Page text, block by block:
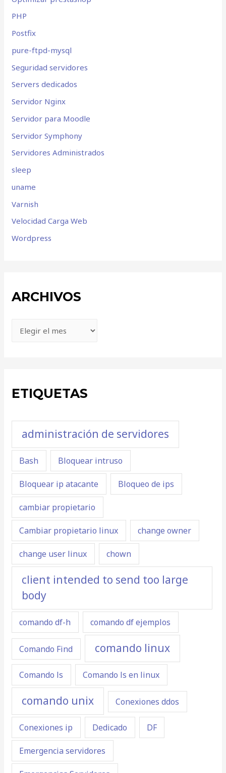
PHP
Postfix
pure-ftpd-mysql
Seguridad servidores
Servers dedicados
Servidor Nginx
Servidor para Moodle
Servidor Symphony
Servidores Administrados
sleep
uname
Varnish
Velocidad Carga Web
Wordpress
ARCHIVOS
ETIQUETAS
administración de servidores
Bash Bloquear intruso
Bloquear ip atacante Bloqueo de ips
cambiar propietario
Cambiar propietario linux change owner
change user linux chown
client intended to send too large
body
comando df-h comando df ejemplos
Comando Find comando linux
Comando ls Comando ls en linux
comando unix Conexiones ddos
Conexiones ip Dedicado DF
Emergencia servidores